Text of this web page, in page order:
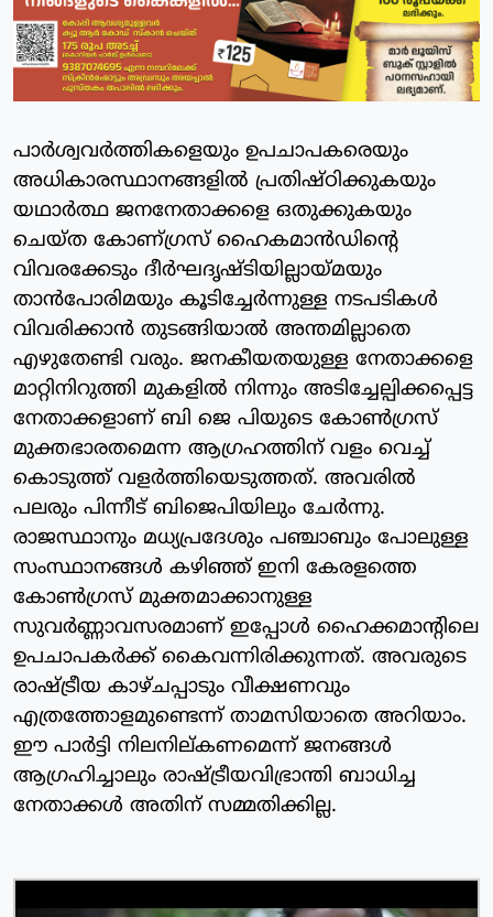
പാര്‍ശ്വവര്‍ത്തികളെയും ഉപചാപകരെയും
അധികാരസ്ഥാനങ്ങളില്‍ പ്രതിഷ്ഠിക്കുകയും
യഥാര്‍ത്ഥ ജനനേതാക്കളെ ഒതുക്കുകയും
ചെയ്ത കോണ്ഗ്രസ് ഹൈകമാന്‍ഡിന്റെ
വിവരക്കേടും ദീര്‍ഘദൃഷ്ടിയില്ലായ്മയും
താന്‍പോരിമയും കൂടിച്ചേര്‍ന്നുള്ള നടപടികള്‍
വിവരിക്കാന്‍ തുടങ്ങിയാല്‍ അന്തമില്ലാതെ
എഴുതേണ്ടി വരും. ജനകീയതയുള്ള നേതാക്കളെ
മാറ്റിനിറുത്തി മുകളില്‍ നിന്നും അടിച്ചേല്പിക്കപ്പെട്ട
നേതാക്കളാണ് ബി ജെ പിയുടെ കോൺഗ്രസ്
മുക്തഭാരതമെന്ന ആഗ്രഹത്തിന് വളം വെച്ച്
കൊടുത്ത് വളര്‍ത്തിയെടുത്തത്. അവരില്‍
പലരും പിന്നീട് ബിജെപിയിലും ചേര്‍ന്നു.
രാജസ്ഥാനും മധ്യപ്രദേശും പഞ്ചാബും പോലുള്ള
സംസ്ഥാനങ്ങള്‍ കഴിഞ്ഞ് ഇനി കേരളത്തെ
കോൺഗ്രസ് മുക്തമാക്കാനുള്ള
സുവര്‍ണ്ണാവസരമാണ് ഇപ്പോള്‍ ഹൈക്കമാന്റിലെ
ഉപചാപകര്‍ക്ക് കൈവന്നിരിക്കുന്നത്. അവരുടെ
രാഷ്ട്രീയ കാഴ്ചപ്പാടും വീക്ഷണവും
എത്രത്തോളമുണ്ടെന്ന് താമസിയാതെ അറിയാം.
ഈ പാര്‍ട്ടി നിലനില്കണമെന്ന് ജനങ്ങള്‍
ആഗ്രഹിച്ചാലും രാഷ്ട്രീയവിഭ്രാന്തി ബാധിച്ച
നേതാക്കള്‍ അതിന് സമ്മതിക്കില്ല.